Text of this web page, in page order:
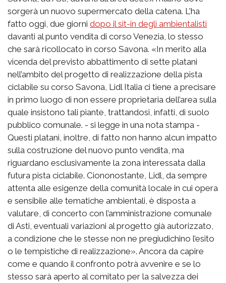
sorgerà un nuovo supermercato della catena. L'ha
fatto oggi, due giorni dopo il sit-in degli ambientalisti
davanti al punto vendita di corso Venezia, lo stesso
che sarà ricollocato in corso Savona. «In merito alla
vicenda del previsto abbattimento di sette platani
nell’ambito del progetto di realizzazione della pista
ciclabile su corso Savona, Lidl Italia ci tiene a precisare
in primo luogo di non essere proprietaria dell’area sulla
quale insistono tali piante, trattandosi, infatti, di suolo
pubblico comunale. - si legge in una nota stampa -
Questi platani, inoltre, di fatto non hanno alcun impatto
sulla costruzione del nuovo punto vendita, ma
riguardano esclusivamente la zona interessata dalla
futura pista ciclabile. Ciononostante, Lidl, da sempre
attenta alle esigenze della comunità locale in cui opera
e sensibile alle tematiche ambientali, è disposta a
valutare, di concerto con l’amministrazione comunale
di Asti, eventuali variazioni al progetto già autorizzato,
a condizione che le stesse non ne pregiudichino l’esito
o le tempistiche di realizzazione». Ancora da capire
come e quando il confronto potrà avvenire e se lo
stesso sarà aperto al comitato per la salvezza dei